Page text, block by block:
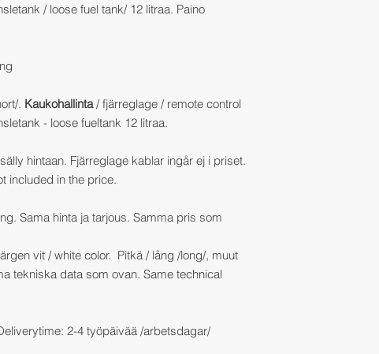
/ loose fuel tank/ 12 litraa. Paino
. Kaukohallinta/ fjärreglage / remote control
- loose fueltank 12 litraa.
hintaan. Fjärreglage kablar ingår ej i priset.
included in the price.
Sama hinta ja tarjous. Samma pris som
vit / white color. Pitkä / lång /long/, muut
tekniska data som ovan. Same technical
2-4 työpäivää /arbetsdagar/